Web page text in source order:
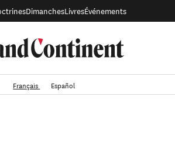
DimanchesLivresÉvénements
Français Español